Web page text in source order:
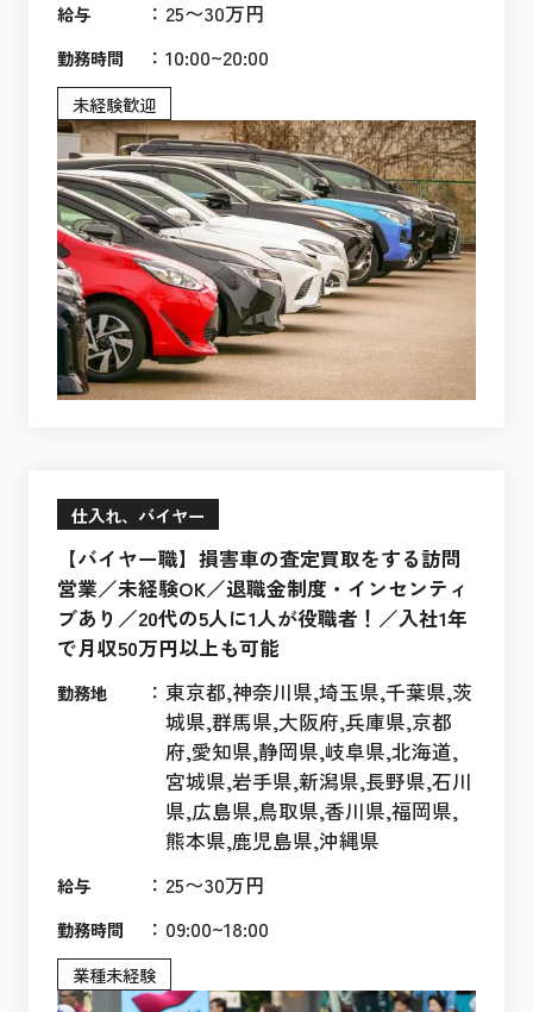
給与 ： 25〜30万円
勤務時間 ： 10:00~20:00
未経験歓迎
仕入れ、バイヤー
【バイヤー職】損害車の査定買取をする訪問
営業／未経験OK／退職金制度・インセンティ
ブあり／20代の5人に1人が役職者！／入社1年
で月収50万円以上も可能
勤務地 ： 東京都,神奈川県,埼玉県,千葉県,茨
城県,群馬県,大阪府,兵庫県,京都
府,愛知県,静岡県,岐阜県,北海道,
宮城県,岩手県,新潟県,長野県,石川
県,広島県,鳥取県,香川県,福岡県,
熊本県,鹿児島県,沖縄県
給与 ： 25〜30万円
勤務時間 ： 09:00~18:00
業種未経験